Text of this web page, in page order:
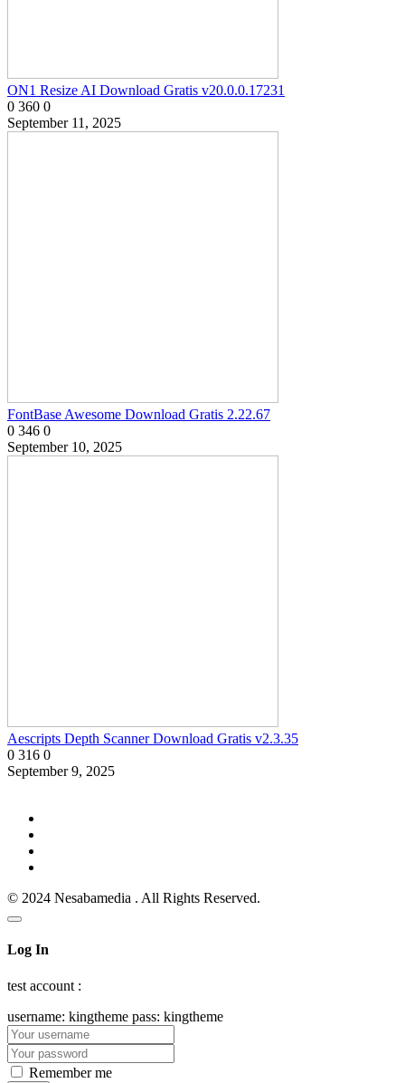
ON1 Resize AI Download Gratis v20.0.0.17231
0 360 0
September 11, 2025
FontBase Awesome Download Gratis 2.22.67
0 346 0
September 10, 2025
Aescripts Depth Scanner Download Gratis v2.3.35
0 316 0
September 9, 2025
© 2024 Nesabamedia . All Rights Reserved.
Log In
test account :
username: kingtheme pass: kingtheme
Remember me